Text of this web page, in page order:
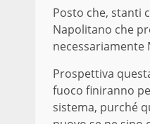
Posto che, stanti
Napolitano che
necessariamente
Prospettiva
fuoco finiranno
sistema, purché